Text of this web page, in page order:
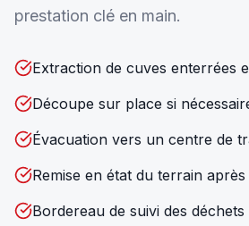
prestation clé en main.
Extraction de cuves enterrées
Découpe sur place si
Évacuation vers un centre de
Remise en état du terrain
Bordereau de suivi des